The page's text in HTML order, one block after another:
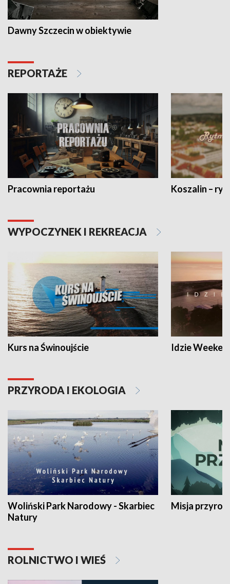
Dawny Szczecin w obiektywie
REPORTAŻE
Pracownia reportażu Koszalin –
WYPOCZYNEK I REKREACJA
Kurs na Świnoujście Idzie
PRZYRODA I EKOLOGIA
Woliński Park Narodowy - Skarbiec
Natury
Misja
ROLNICTWO I WIEŚ